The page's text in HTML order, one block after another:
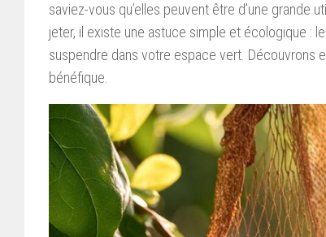
saviez-vous qu’elles peuvent être d’une grande
jeter, il existe une astuce simple et écologique :
suspendre dans votre espace vert. Découvrons
bénéfique.